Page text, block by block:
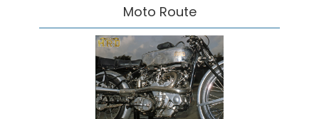
Moto Route